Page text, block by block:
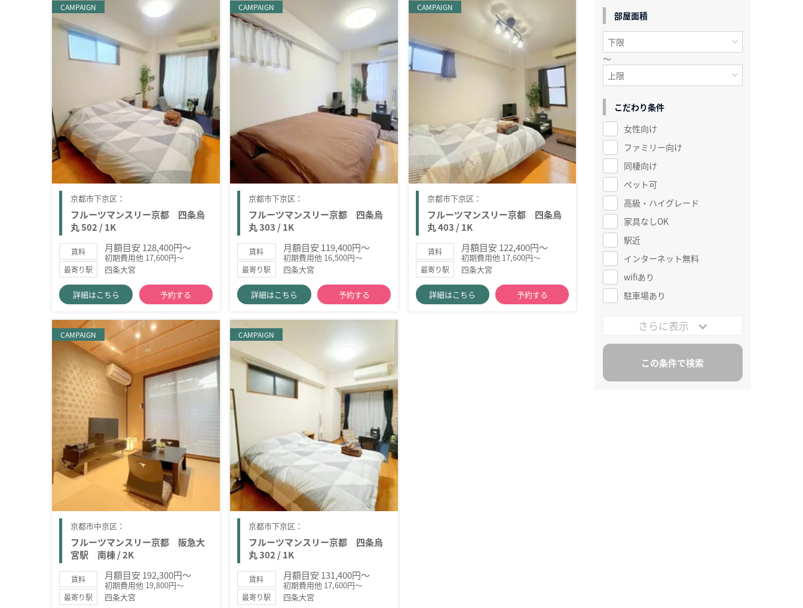
CAMPAIGN
京都市下京区：
フルーツマンスリー京都 四条烏
丸 502 / 1K
賃料 月額目安 128,400円～
初期費用他 17,600円～
最寄り駅 四条大宮
詳細はこちら 予約する
CAMPAIGN
京都市下京区：
フルーツマンスリー京都 四条烏
丸 303 / 1K
賃料 月額目安 119,400円～
初期費用他 16,500円～
最寄り駅 四条大宮
詳細はこちら 予約する
CAMPAIGN
京都市下京区：
フルーツマンスリー京都 四条烏
丸 403 / 1K
賃料 月額目安 122,400円～
初期費用他 17,600円～
最寄り駅 四条大宮
詳細はこちら 予約する
CAMPAIGN
京都市中京区：
フルーツマンスリー京都 阪急大
宮駅 南棟 / 2K
賃料 月額目安 192,300円～
初期費用他 19,800円～
最寄り駅 四条大宮
CAMPAIGN
京都市下京区：
フルーツマンスリー京都 四条烏
丸 302 / 1K
賃料 月額目安 131,400円～
初期費用他 17,600円～
最寄り駅 四条大宮
部屋面積
～
こだわり条件
女性向け
ファミリー向け
同棲向け
ペット可
高級・ハイグレード
家具なしOK
駅近
インターネット無料
wifiあり
駐車場あり
さらに表示